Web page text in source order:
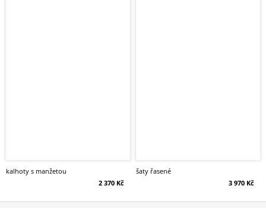
kalhoty s manžetou
2 370 Kč
šaty řasené
3 970 Kč